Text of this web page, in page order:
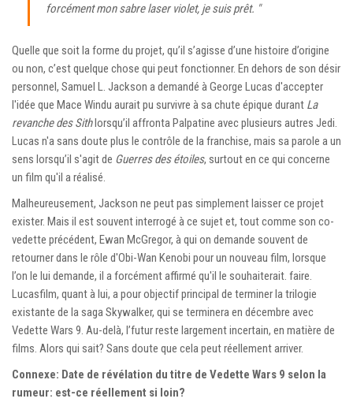
forcément mon sabre laser violet, je suis prêt. "
Quelle que soit la forme du projet, qu’il s’agisse d’une histoire d’origine
ou non, c’est quelque chose qui peut fonctionner. En dehors de son désir
personnel, Samuel L. Jackson a demandé à George Lucas d'accepter
l'idée que Mace Windu aurait pu survivre à sa chute épique durant La
revanche des Sithlorsqu’il affronta Palpatine avec plusieurs autres Jedi.
Lucas n'a sans doute plus le contrôle de la franchise, mais sa parole a un
sens lorsqu’il s'agit de Guerres des étoiles, surtout en ce qui concerne
un film qu'il a réalisé.
Malheureusement, Jackson ne peut pas simplement laisser ce projet
exister. Mais il est souvent interrogé à ce sujet et, tout comme son co-
vedette précédent, Ewan McGregor, à qui on demande souvent de
retourner dans le rôle d'Obi-Wan Kenobi pour un nouveau film, lorsque
l’on le lui demande, il a forcément affirmé qu'il le souhaiterait. faire.
Lucasfilm, quant à lui, a pour objectif principal de terminer la trilogie
existante de la saga Skywalker, qui se terminera en décembre avec
Vedette Wars 9. Au-delà, l’futur reste largement incertain, en matière de
films. Alors qui sait? Sans doute que cela peut réellement arriver.
Connexe: Date de révélation du titre de Vedette Wars 9 selon la
rumeur: est-ce réellement si loin?